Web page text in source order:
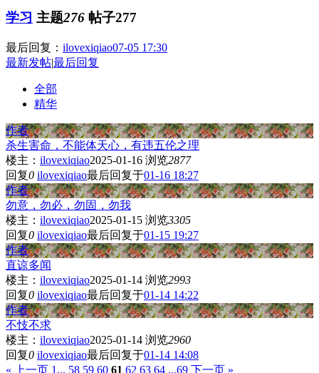
学习 主题276 帖子277
最后回复： ilovexiqiao07-05 17:30
最新发帖|最后回复
全部
精华
作者
杀生害命，不能体天心，有违五伦之理
楼主： ilovexiqiao2025-01-16 浏览2877
回复0 ilovexiqiao最后回复于01-16 18:27
作者
勿意，勿必，勿固，勿我
楼主： ilovexiqiao2025-01-15 浏览3305
回复0 ilovexiqiao最后回复于01-15 19:27
作者
直谅多闻
楼主： ilovexiqiao2025-01-14 浏览2993
回复0 ilovexiqiao最后回复于01-14 14:22
作者
不忮不求
楼主： ilovexiqiao2025-01-14 浏览2960
回复0 ilovexiqiao最后回复于01-14 14:08
« 上一页 1... 58 59 60 61 62 63 64 ...69 下一页 »